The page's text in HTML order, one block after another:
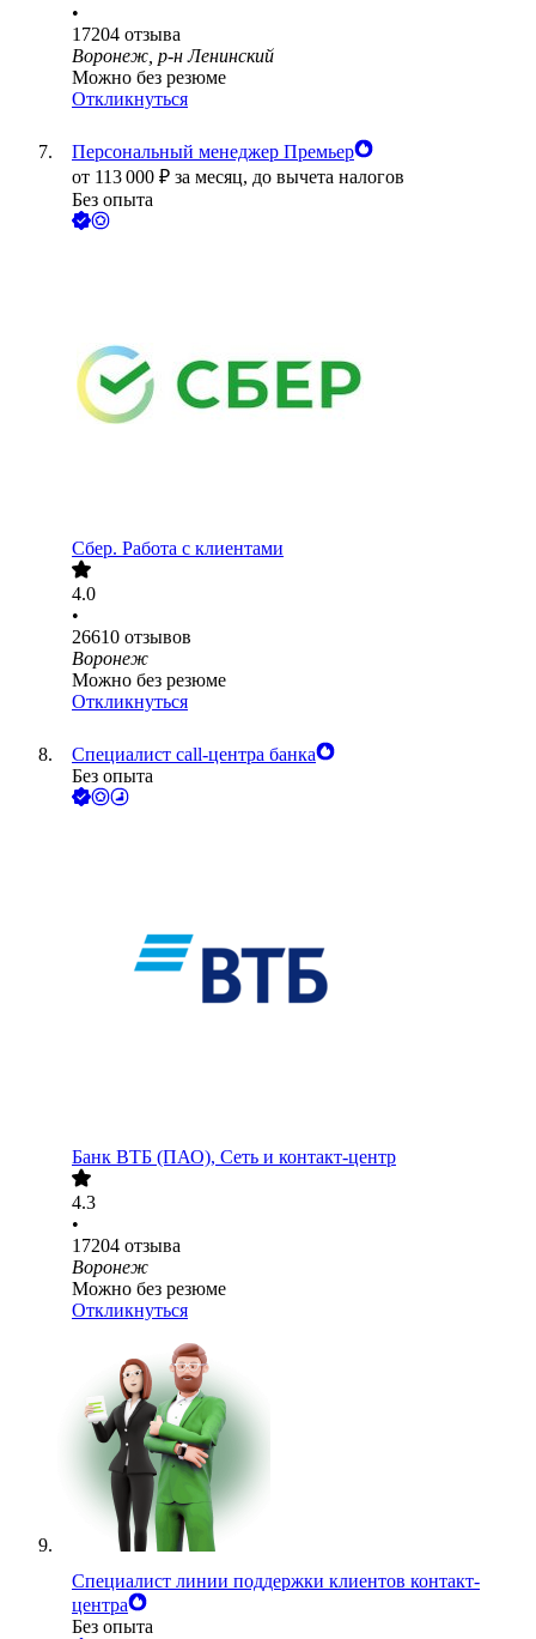
•
17204 отзыва
Воронеж, р-н Ленинский
Можно без резюме
Откликнуться
Персональный менеджер Премьер
от 113 000 ₽ за месяц, до вычета налогов
Без опыта
Сбер. Работа с клиентами
4.0
•
26610 отзывов
Воронеж
Можно без резюме
Откликнуться
Специалист call-центра банка
Без опыта
Банк ВТБ (ПАО), Сеть и контакт-центр
4.3
•
17204 отзыва
Воронеж
Можно без резюме
Откликнуться
Специалист линии поддержки клиентов контакт-
центра
Без опыта